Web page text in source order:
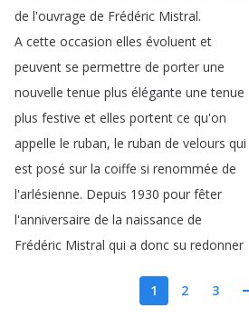
de l'ouvrage de Frédéric Mistral.
A cette occasion elles évoluent et
peuvent se permettre de porter une
nouvelle tenue plus élégante une tenue
plus festive et elles portent ce qu'on
appelle le ruban, le ruban de velours qui
est posé sur la coiffe si renommée de
l'arlésienne. Depuis 1930 pour fêter
l'anniversaire de la naissance de
Frédéric Mistral qui a donc su redonner
1 2 3